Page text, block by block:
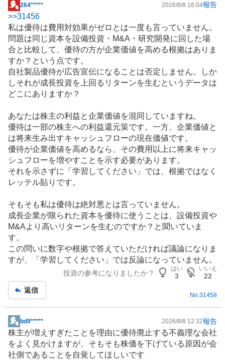
掲
示
板
記
事
264***** 2026/8/8 16:04報告
>>31456
私は優待は費用対効果がゼロとは一度も言っていません。
問題は同じ資本を設備投資 ・M&A・研究開発に回した場
合と比較して、優待の方が企業価値を高める根拠はありま
すか？という点です。
自社製品優待が広告宣伝になることは否定しません。しか
しそれが成長投資を上回るリターンを生むというデータは
どこにありますか？
あなたは株主の利益と企業価値を混同していますね。
優待は一部の株主への利益還元策です。一方、企業価値と
は将来生み出すキャッシュフローの現在価値です。
優待が企業価値を高めるなら、その費用以上に将来キャッ
シュフローを増やすことを示す必要があります。
それを示さずに「学習してください」では、根拠ではなく
レッテル貼りです。
そもそも私は優待は絶対悪とは言っていません。
成長企業が限られた資本を優待に使うことは、設備投資や
M&Aより高いリターンを生むのですか？と聞いていま
す。
この問いに数字や根拠で答えていただければ議論になりま
すが、「学習してください」では反論になっていません。
投資の参考になりましたか？
はい
3
いいえ
22
返信
No.31458
掲
示
板
記
bd9***** 2026/8/8 12:32報告
株主が増えすぎたことを理由に優待廃止する不義理な会社
をよく見かけますが、そもそも株価を下げている原因が会
社側であることを自覚してほしいです